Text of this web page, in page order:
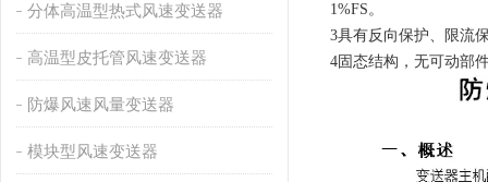
分体高温型热式风速变送器
高温型皮托管风速变送器
防爆风速风量变送器
模块型风速变送器
1%FS。
3具有反向保护、限流
4固态结构，无可动部